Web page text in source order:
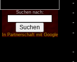
Suchen nach:
In Partnerschaft mit Google